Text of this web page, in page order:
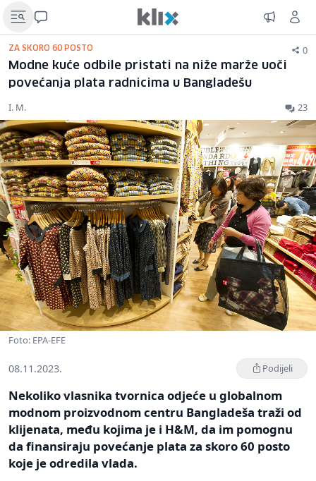
ZA SKORO 60 POSTO 0
Modne kuće odbile pristati na niže marže uoči
povećanja plata radnicima u Bangladešu
I. M. 23
Foto: EPA-EFE
08.11.2023. Podijeli
Nekoliko vlasnika tvornica odjeće u globalnom
modnom proizvodnom centru Bangladeša traži od
klijenata, među kojima je i H&M, da im pomognu
da finansiraju povećanje plata za skoro 60 posto
koje je odredila vlada.